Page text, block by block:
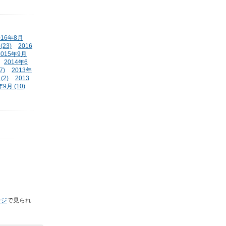
年8月
2016
年9月
2014年6
2013年
2013
9月 (10)
で見られ